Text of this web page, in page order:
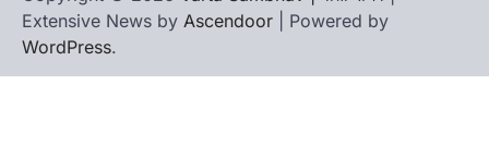
Extensive News by Ascendoor | Powered by
WordPress.